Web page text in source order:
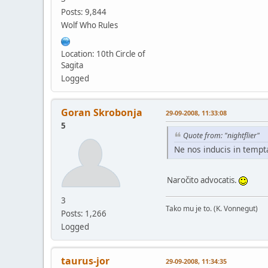
Posts: 9,844
Wolf Who Rules
Location: 10th Circle of
Sagita
Logged
Goran Skrobonja
5
3
Posts: 1,266
Logged
29-09-2008, 11:33:08
Quote from: "nightflier"
Ne nos inducis in
Naročito advocatis.
Tako mu je to. (K. Vonnegut)
taurus-jor 29-09-2008, 11:34:35